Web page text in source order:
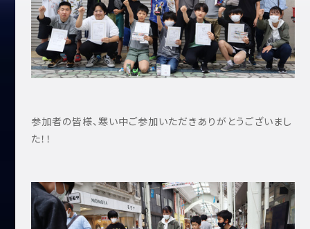
参加者の皆様、寒い中ご参加いただきありがとうございまし
た！！